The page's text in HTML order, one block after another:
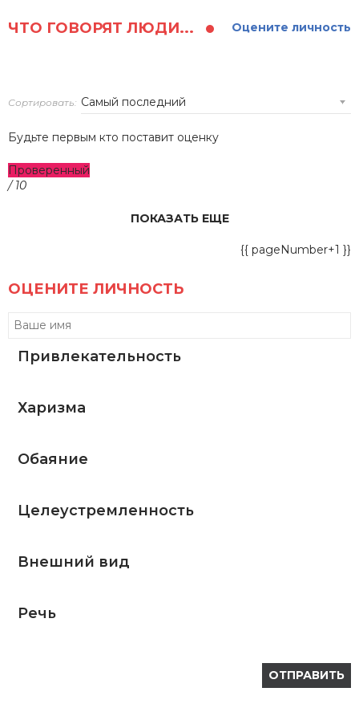
ЧТО ГОВОРЯТ ЛЮДИ... Оцените личность
Сортировать:
Будьте первым кто поставит оценку
Проверенный
/ 10
ПОКАЗАТЬ ЕЩЕ
{{ pageNumber+1 }}
ОЦЕНИТЕ ЛИЧНОСТЬ
Привлекательность
Харизма
Обаяние
Целеустремленность
Внешний вид
Речь